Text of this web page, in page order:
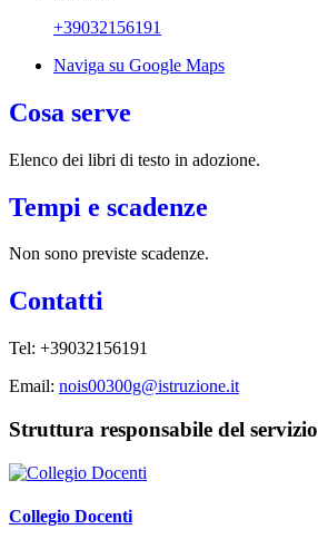
+39032156191
Naviga su Google Maps
Cosa serve
Elenco dei libri di testo in adozione.
Tempi e scadenze
Non sono previste scadenze.
Contatti
Tel: +39032156191
Email: nois00300g@istruzione.it
Struttura responsabile del servizio
Collegio Docenti